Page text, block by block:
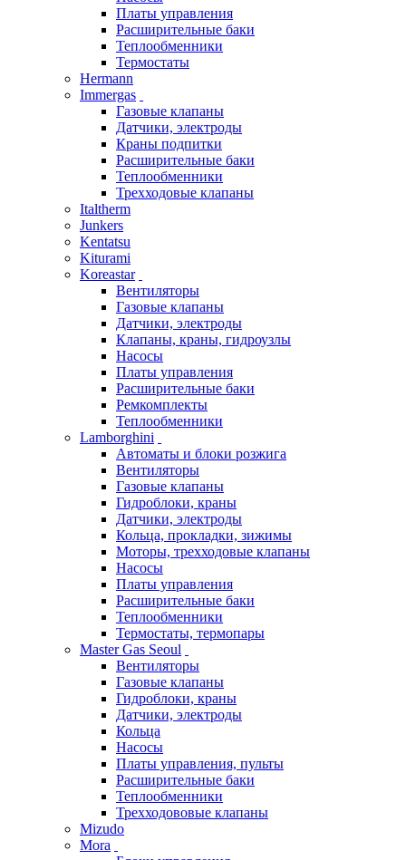
Платы управления
Расширительные баки
Теплообменники
Термостаты
Hermann
Immergas
Газовые клапаны
Датчики, электроды
Краны подпитки
Расширительные баки
Теплообменники
Трехходовые клапаны
Italtherm
Junkers
Kentatsu
Kiturami
Koreastar
Вентиляторы
Газовые клапаны
Датчики, электроды
Клапаны, краны, гидроузлы
Насосы
Платы управления
Расширительные баки
Ремкомплекты
Теплообменники
Lamborghini
Автоматы и блоки розжига
Вентиляторы
Газовые клапаны
Гидроблоки, краны
Датчики, электроды
Кольца, прокладки, зижимы
Моторы, трехходовые клапаны
Насосы
Платы управления
Расширительные баки
Теплообменники
Термостаты, термопары
Master Gas Seoul
Вентиляторы
Газовые клапаны
Гидроблоки, краны
Датчики, электроды
Кольца
Насосы
Платы управления, пульты
Расширительные баки
Теплообменники
Трехходововые клапаны
Mizudo
Mora